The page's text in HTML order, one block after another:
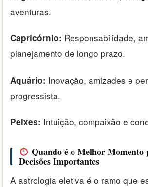
aventuras.
Capricórnio: Responsabilidade,
planejamento de longo prazo.
Aquário: Inovação, amizades e
progressista.
Peixes: Intuição, compaixão e
Quando é o Melhor Momento
Decisões Importantes
A astrologia eletiva é o ramo que